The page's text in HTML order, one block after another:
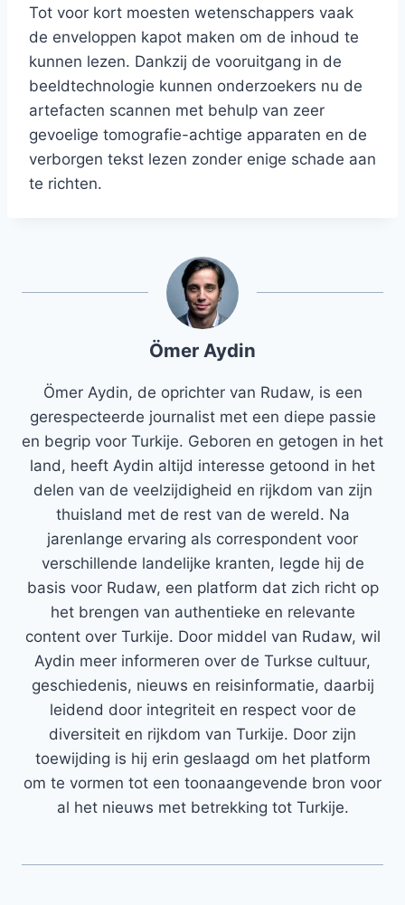
Tot voor kort moesten wetenschappers vaak
de enveloppen kapot maken om de inhoud te
kunnen lezen. Dankzij de vooruitgang in de
beeldtechnologie kunnen onderzoekers nu de
artefacten scannen met behulp van zeer
gevoelige tomografie-achtige apparaten en de
verborgen tekst lezen zonder enige schade aan
te richten.
Ömer Aydin
Ömer Aydin, de oprichter van Rudaw, is een
gerespecteerde journalist met een diepe passie
en begrip voor Turkije. Geboren en getogen in het
land, heeft Aydin altijd interesse getoond in het
delen van de veelzijdigheid en rijkdom van zijn
thuisland met de rest van de wereld. Na
jarenlange ervaring als correspondent voor
verschillende landelijke kranten, legde hij de
basis voor Rudaw, een platform dat zich richt op
het brengen van authentieke en relevante
content over Turkije. Door middel van Rudaw, wil
Aydin meer informeren over de Turkse cultuur,
geschiedenis, nieuws en reisinformatie, daarbij
leidend door integriteit en respect voor de
diversiteit en rijkdom van Turkije. Door zijn
toewijding is hij erin geslaagd om het platform
om te vormen tot een toonaangevende bron voor
al het nieuws met betrekking tot Turkije.